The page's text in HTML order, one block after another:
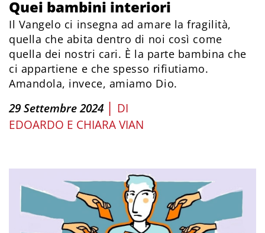
Quei bambini interiori
Il Vangelo ci insegna ad amare la fragilità,
quella che abita dentro di noi così come
quella dei nostri cari. È la parte bambina che
ci appartiene e che spesso rifiutiamo.
Amandola, invece, amiamo Dio.
29 Settembre 2024 | DI
EDOARDO E CHIARA VIAN